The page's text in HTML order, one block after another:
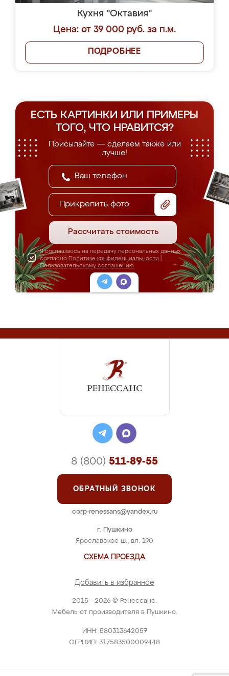
Кухня "Октавия"
Цена: от 39 000 руб. за п.м.
ПОДРОБНЕЕ
ЕСТЬ КАРТИНКИ ИЛИ ПРИМЕРЫ
ТОГО, ЧТО НРАВИТСЯ?
Присылайте — сделаем также или
лучше!
Прикрепить фото
Рассчитать стоимость
Я соглашаюсь на передачу персональных данных
согласно Политике конфиденциальности
Пользовательскому соглашению
2015 - 2026 © Ренессанс.
Мебель от производителя в Пушкино.
ИНН: 580313642057
ОГРНИП: 317583500009448
г. Пушкино
Ярославское ш., вл. 190
СХЕМА ПРОЕЗДА
Добавить в избранное
8 (800) 511-89-55
ОБРАТНЫЙ ЗВОНОК
corp-renessans@yandex.ru